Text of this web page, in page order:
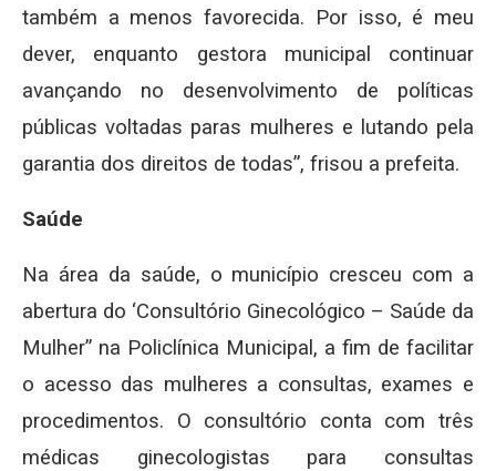
também a menos favorecida. Por isso, é meu
dever, enquanto gestora municipal continuar
avançando no desenvolvimento de políticas
públicas voltadas paras mulheres e lutando pela
garantia dos direitos de todas”, frisou a prefeita.
Saúde
Na área da saúde, o município cresceu com a
abertura do ‘Consultório Ginecológico – Saúde da
Mulher” na Policlínica Municipal, a fim de facilitar
o acesso das mulheres a consultas, exames e
procedimentos. O consultório conta com três
médicas ginecologistas para consultas